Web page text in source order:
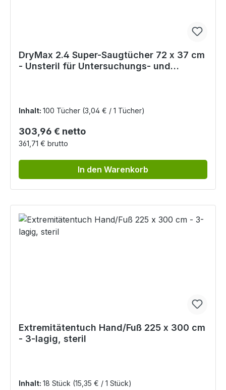
DryMax 2.4 Super-Saugtücher 72 x 37 cm
- Unsteril für Untersuchungs- und
Inhalt: 100 Tücher (3,04 € / 1 Tücher)
Regulärer Preis:
303,96 € netto
361,71 € brutto
In den Warenkorb
Extremitätentuch Hand/Fuß 225 x 300 cm
- 3-lagig, steril
Inhalt: 18 Stück (15,35 € / 1 Stück)